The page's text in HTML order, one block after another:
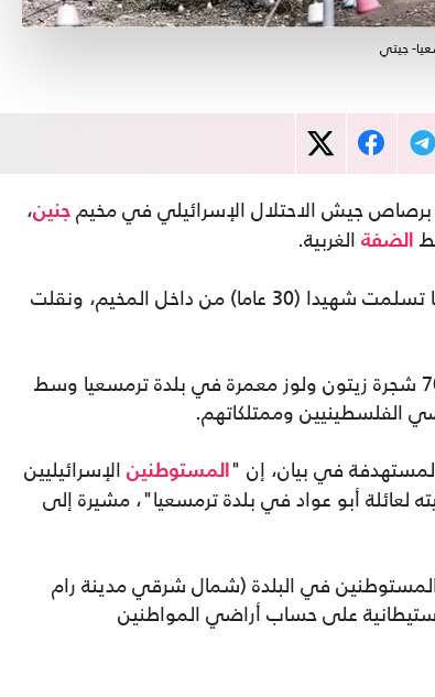
برصاص جيش الاحتلال الإسرائيلي في مخيم جنين،
الضفة الغربية.
وأفادت جمعية الهلال الأحمر الفلسطيني بأن طواقمها تسلمت شهيدا (30 عاما) من داخل المخيم، ونقلت
وفي السياق، اقتلع مستوطنون إسرائيليون، الثلاثاء، 70 شجرة زيتون ولوز معمرة في بلدة ترمسعيا وسط
الفلسطينيين وممتلكاتهم.
في بيان، إن " المستوطنين الإسرائيليين
لعائلة أبو عواد في بلدة ترمسعيا"، مشيرة إلى
في البلدة (شمال شرقي مدينة رام
على حساب أراضي المواطنين